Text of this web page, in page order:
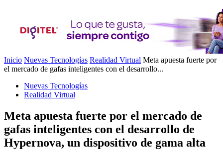
Inicio Nuevas Tecnologías Realidad Virtual Meta apuesta fuerte por
el mercado de gafas inteligentes con el desarrollo...
Nuevas Tecnologías
Realidad Virtual
Meta apuesta fuerte por el mercado de
gafas inteligentes con el desarrollo de
Hypernova, un dispositivo de gama alta